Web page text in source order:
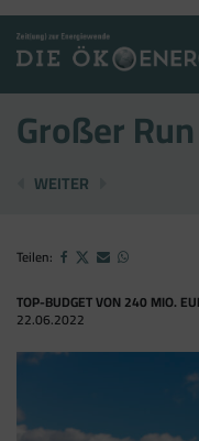
content
Großer
HEIMISCHE
WEITER
Teilen:
TOP-BUDGET VON 240 MIO.
22.06.2022